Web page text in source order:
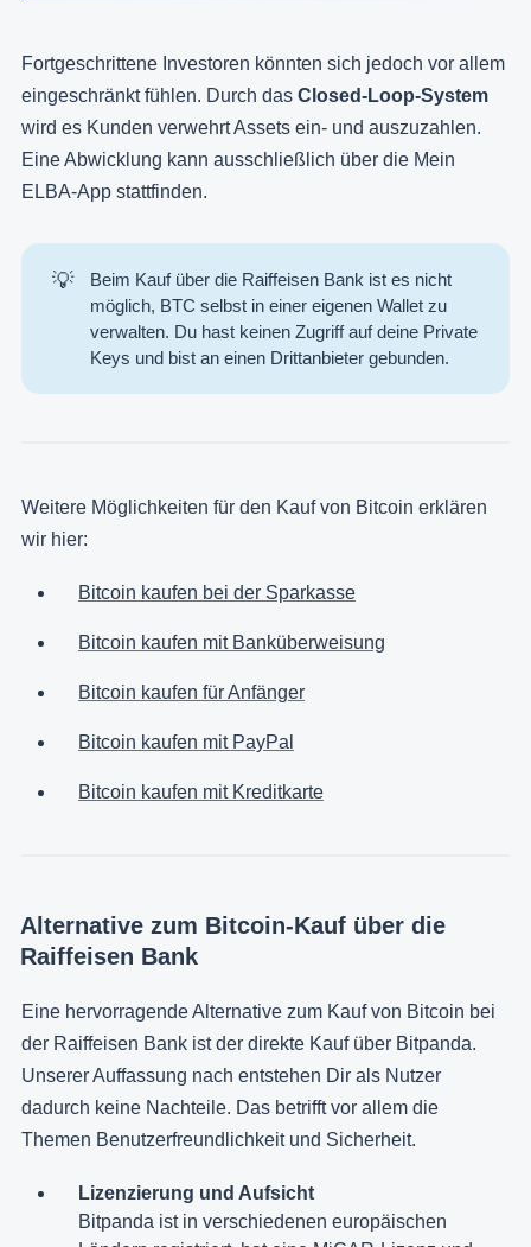
Fortgeschrittene Investoren könnten sich jedoch vor allem
eingeschränkt fühlen. Durch das Closed-Loop-System
wird es Kunden verwehrt Assets ein- und auszuzahlen.
Eine Abwicklung kann ausschließlich über die Mein
ELBA-App stattfinden.
💡
Beim Kauf über die Raiffeisen Bank ist es nicht
möglich, BTC selbst in einer eigenen Wallet zu
verwalten. Du hast keinen Zugriff auf deine Private
Keys und bist an einen Drittanbieter gebunden.
Weitere Möglichkeiten für den Kauf von Bitcoin erklären
wir hier:
Bitcoin kaufen bei der Sparkasse
Bitcoin kaufen mit Banküberweisung
Bitcoin kaufen für Anfänger
Bitcoin kaufen mit PayPal
Bitcoin kaufen mit Kreditkarte
Alternative zum Bitcoin-Kauf über die
Raiffeisen Bank
Eine hervorragende Alternative zum Kauf von Bitcoin bei
der Raiffeisen Bank ist der direkte Kauf über Bitpanda.
Unserer Auffassung nach entstehen Dir als Nutzer
dadurch keine Nachteile. Das betrifft vor allem die
Themen Benutzerfreundlichkeit und Sicherheit.
Lizenzierung und Aufsicht
Bitpanda ist in verschiedenen europäischen